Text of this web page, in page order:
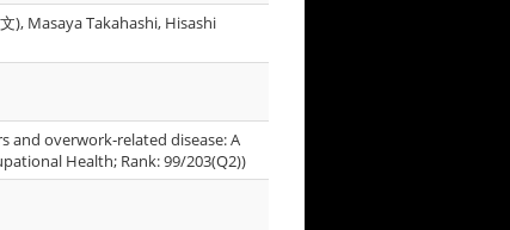
), Masaya Takahashi, Hisashi
overwork‐related disease: A
Health; Rank: 99/203(Q2))